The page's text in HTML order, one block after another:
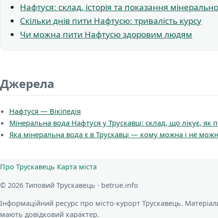
Нафтуся: склад, історія та показання
Скільки днів пити Нафтусю: тривалість курсу
Чи можна пити Нафтусю здоровим людям
Джерела
Нафтуся — Вікіпедія
Мінеральна вода Нафтуся у Трускавці: склад, що лікує, як
Яка мінеральна вода є в Трускавці — кому можна і не
Про Трускавець Карта міста
© 2026 Типовий Трускавець · betrue.info
Інформаційний ресурс про місто-курорт Трускавець.
мають довідковий характер.